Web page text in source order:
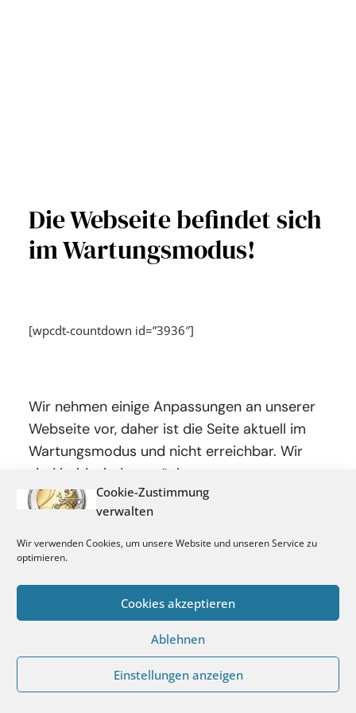
Cookie-Zustimmung
verwalten
Wir verwenden Cookies, um unsere Website und unseren Service zu
optimieren.
Cookies akzeptieren
Ablehnen
Einstellungen anzeigen
Die Webseite befindet sich
im Wartungsmodus!
[wpcdt-countdown id=”3936″]
Wir nehmen einige Anpassungen an unserer
Webseite vor, daher ist die Seite aktuell im
Wartungsmodus und nicht erreichbar. Wir
sind bald wieder zurück.